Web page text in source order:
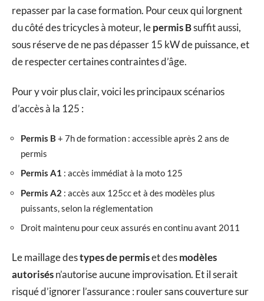
repasser par la case formation. Pour ceux qui lorgnent
du côté des tricycles à moteur, lepermis Bsuffit aussi,
sous réserve de ne pas dépasser 15 kW de puissance, et
de respecter certaines contraintes d’âge.
Pour y voir plus clair, voici les principaux scénarios
d’accès à la 125 :
Permis B + 7h de formation : accessible après 2 ans de
permis
Permis A1 : accès immédiat à la moto 125
Permis A2 : accès aux 125cc et à des modèles plus
puissants, selon la réglementation
Droit maintenu pour ceux assurés en continu avant 2011
Le maillage destypes de permiset desmodèles
autorisésn’autorise aucune improvisation. Et il serait
risqué d’ignorer l’assurance : rouler sans couverture sur